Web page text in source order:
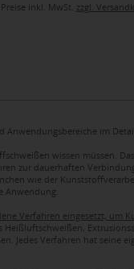
inkl. MwSt. zzgl.
Anwendungsbereiche im
wissen müssen. Das
zur dauerhaften
wie der
Anwendung.
Verfahren eingesetzt, um
Heißluftschweißen,
Jedes Verfahren hat seine